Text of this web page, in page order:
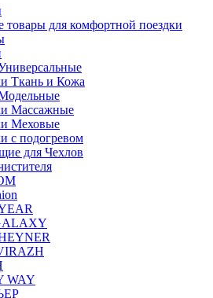
товары для комфортной поездки
Ткань и Кожа
Массажные
Меховые
с подогревом
для Чехлов
WAY